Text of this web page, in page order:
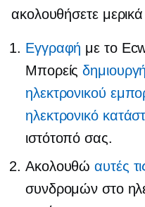
ακολουθήσετε
Εγγραφή με το
Μπορείς
ηλεκτρονικού
ηλεκτρονικό
ιστότοπό σας.
Ακολουθώαυτές
συνδρομών στο